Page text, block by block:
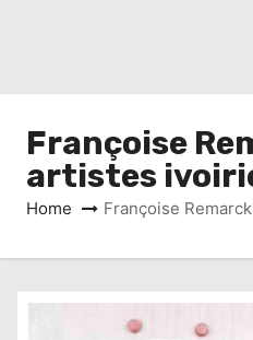
Françoise
artistes
Home Françoise